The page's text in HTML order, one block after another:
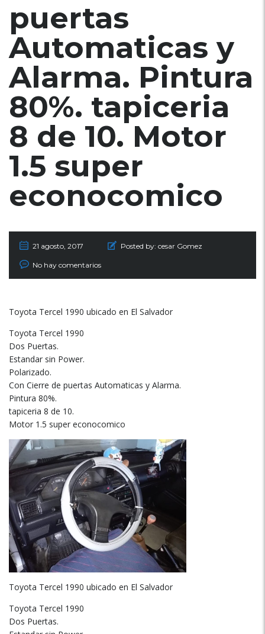
puertas
Automaticas y
Alarma. Pintura
80%. tapiceria
8 de 10. Motor
1.5 super
econocomico
21 agosto, 2017 Posted by: cesar Gomez
No hay comentarios
Toyota Tercel 1990 ubicado en El Salvador
Toyota Tercel 1990
Dos Puertas.
Estandar sin Power.
Polarizado.
Con Cierre de puertas Automaticas y Alarma.
Pintura 80%.
tapiceria 8 de 10.
Motor 1.5 super econocomico
Toyota Tercel 1990 ubicado en El Salvador
Toyota Tercel 1990
Dos Puertas.